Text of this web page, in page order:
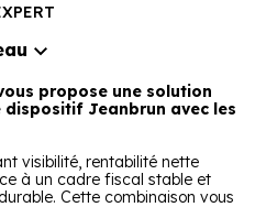
propose une solution
Jeanbrun avec les
visibilité, rentabilité nette
à un cadre fiscal stable et
Cette combinaison vous